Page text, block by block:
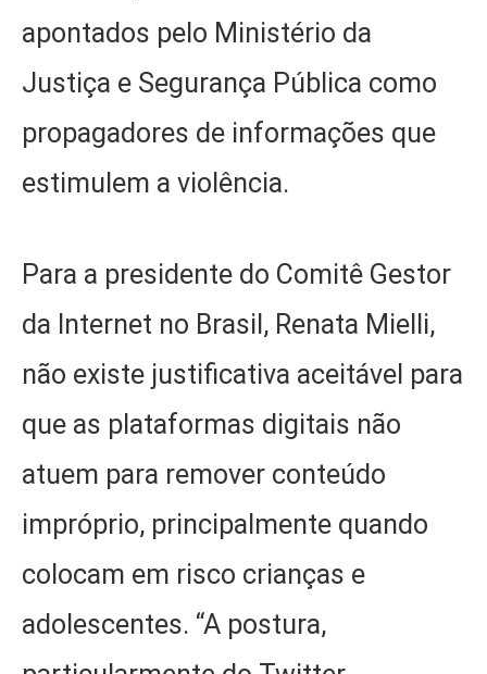
apontados pelo Ministério da
Justiça e Segurança Pública como
propagadores de informações que
estimulem a violência.
Para a presidente do Comitê Gestor
da Internet no Brasil, Renata Mielli,
não existe justificativa aceitável para
que as plataformas digitais não
atuem para remover conteúdo
impróprio, principalmente quando
colocam em risco crianças e
adolescentes. “A postura,